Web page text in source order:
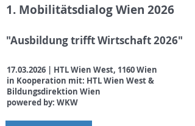
1. Mobilitätsdialog Wien 2026
"Ausbildung trifft Wirtschaft 2026"
17.03.2026 | HTL Wien West, 1160 Wien
in Kooperation mit: HTL Wien West &
Bildungsdirektion Wien
powered by: WKW